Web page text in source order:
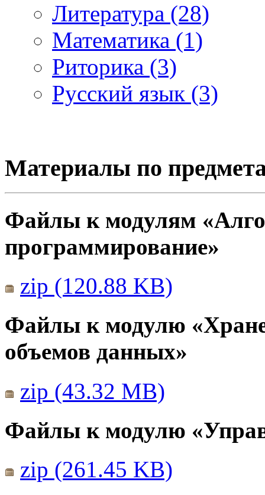
Литература (28)
Математика (1)
Риторика (3)
Русский язык (3)
Материалы по
Файлы к модулям
программирование»
zip (120.88 KB)
Файлы к модулю
объемов данных»
zip (43.32 MB)
Файлы к модулю
zip (261.45 KB)